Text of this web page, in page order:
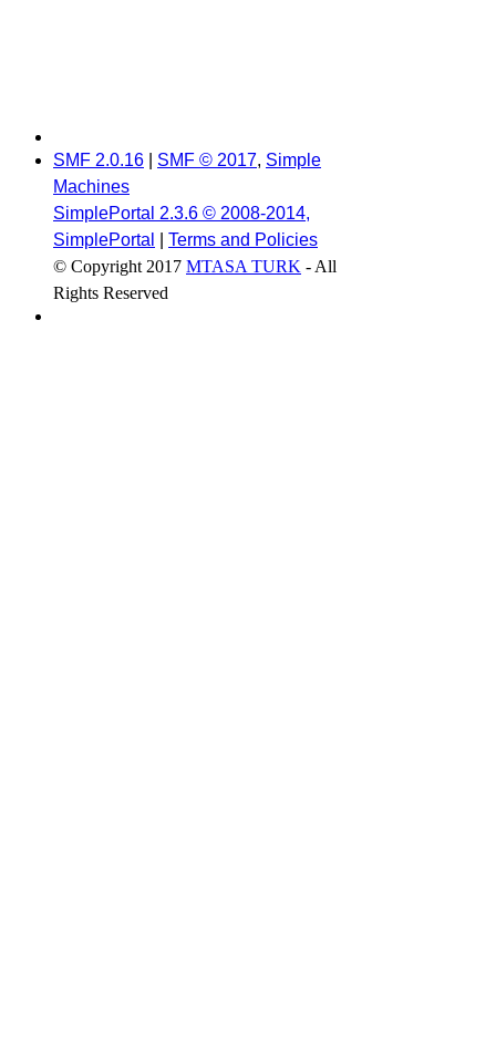
SMF 2.0.16 SMF © 2017, Simple
Machines
SimplePortal 2.3.6 © 2008-2014,
SimplePortal
Terms and Policies
© Copyright 2017 MTASA TURK - All
Rights Reserved